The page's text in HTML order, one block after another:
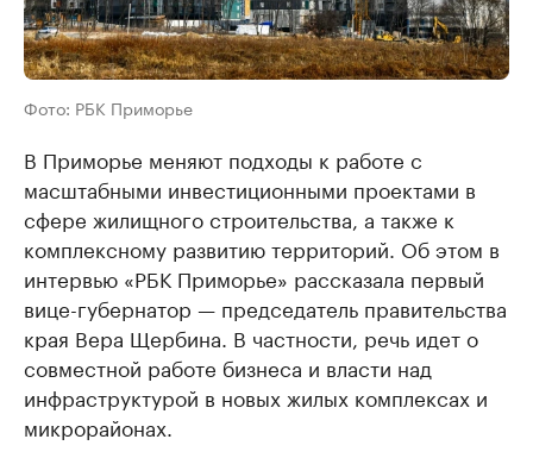
Фото: РБК Приморье
В Приморье меняют подходы к работе с
масштабными инвестиционными проектами в
сфере жилищного строительства, а также к
комплексному развитию территорий. Об этом в
интервью «РБК Приморье» рассказала первый
вице-губернатор — председатель правительства
края Вера Щербина. В частности, речь идет о
совместной работе бизнеса и власти над
инфраструктурой в новых жилых комплексах и
микрорайонах.